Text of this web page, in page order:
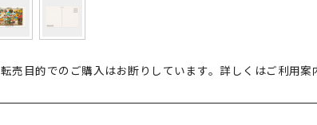
転売目的でのご購入はお断りしています。詳しくはご利用案